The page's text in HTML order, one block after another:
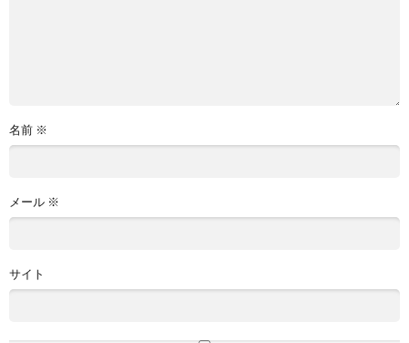
名前 ※
メール ※
サイト